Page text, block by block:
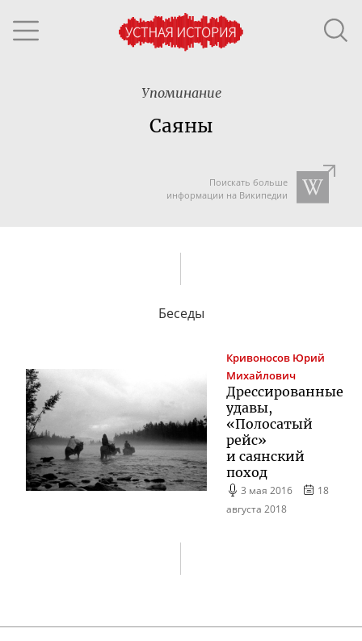
Упоминание
Саяны
Поискать больше
информации на Википедии
Беседы
Кривоносов Юрий
Михайлович
Дрессированные
удавы,
«Полосатый
рейс»
и саянский
поход
3 мая 2016
18
августа 2018